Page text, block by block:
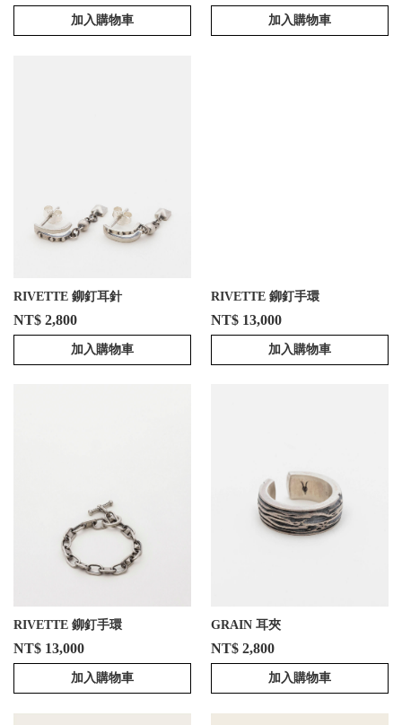
加入購物車 加入購物車
RIVETTE 鉚釘耳針
NT$ 2,800
加入購物車
RIVETTE 鉚釘手環
NT$ 13,000
加入購物車
RIVETTE 鉚釘手環
NT$ 13,000
加入購物車
GRAIN 耳夾
NT$ 2,800
加入購物車